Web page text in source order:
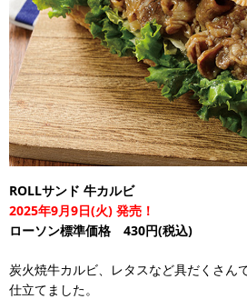
ROLLサンド 牛カルビ
2025年9月9日(火) 発売！
ローソン標準価格 430円(税込)
炭火焼牛カルビ、レタスなど具だくさん
仕立てました。